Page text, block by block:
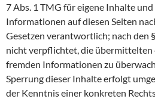
7 Abs. 1 TMG für eigene Inhalte
Informationen auf diesen Seiten
Gesetzen verantwortlich; nach den
nicht verpflichtet, die übermittelten
fremden Informationen zu
Sperrung dieser Inhalte erfolgt
der Kenntnis einer konkreten